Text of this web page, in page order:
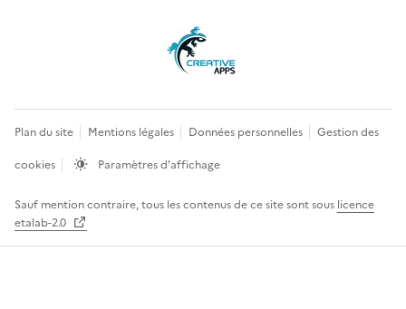
Plan du site Mentions légales Données personnelles
Gestion des
cookies
Paramètres d'affichage
Sauf mention contraire, tous les contenus de ce site sont sous licence
etalab-2.0